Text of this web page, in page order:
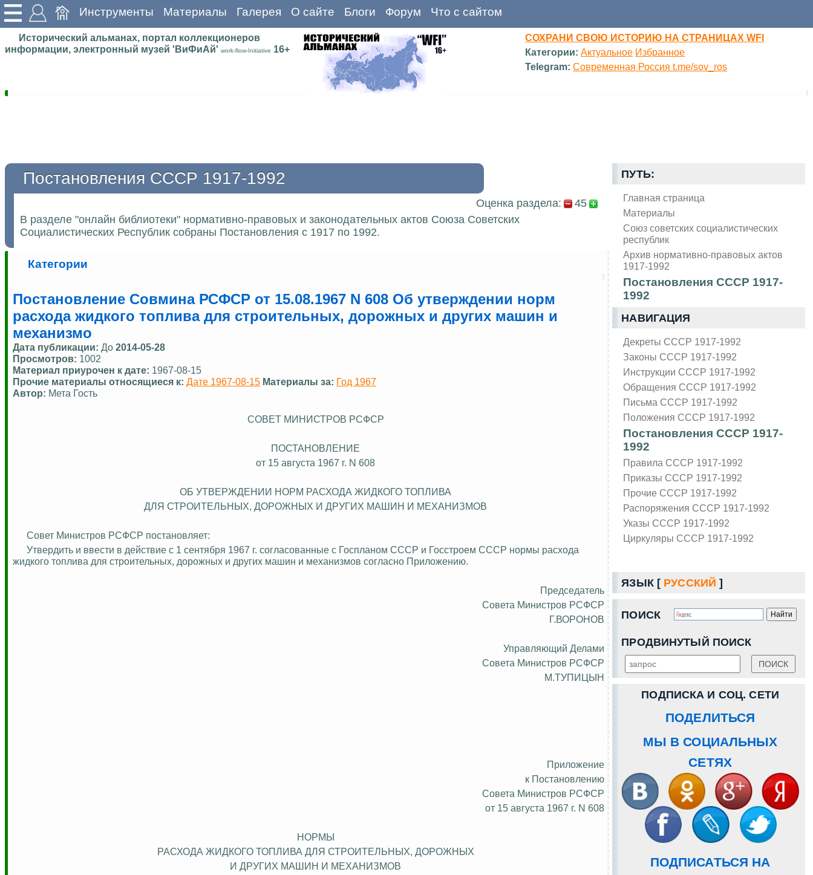
Инструменты Материалы Галерея О сайте Блоги Форум Что с сайтом
Исторический альманах, портал коллекционеров
информации, электронный музей 'ВиФиАй' work-flow-Initiative 16+
СОХРАНИ СВОЮ ИСТОРИЮ НА СТРАНИЦАХ WFI
Категории: Актуальное Избранное
Telegram: Современная Россия t.me/sov_ros
ПУТЬ:
Главная страница
Материалы
Союз советских социалистических
республик
Архив нормативно-правовых актов
1917-1992
Постановления СССР 1917-
1992
НАВИГАЦИЯ
Декреты СССР 1917-1992
Законы СССР 1917-1992
Инструкции СССР 1917-1992
Обращения СССР 1917-1992
Письма СССР 1917-1992
Положения СССР 1917-1992
Постановления СССР 1917-
1992
Правила СССР 1917-1992
Приказы СССР 1917-1992
Прочие СССР 1917-1992
Распоряжения СССР 1917-1992
Указы СССР 1917-1992
Циркуляры СССР 1917-1992
ЯЗЫК [ РУССКИЙ ]
ПОИСК
ПРОДВИНУТЫЙ ПОИСК
ПОДПИСКА И СОЦ. СЕТИ
ПОДЕЛИТЬСЯ
МЫ В СОЦИАЛЬНЫХ
СЕТЯХ
ПОДПИСАТЬСЯ НА
Постановления СССР 1917-1992
Оценка раздела:
45
В разделе "онлайн библиотеки" нормативно-правовых и законодательных актов Союза Советских
Социалистических Республик собраны Постановления с 1917 по 1992.
Категории
Постановление Совмина РСФСР от 15.08.1967 N 608 Об утверждении норм
расхода жидкого топлива для строительных, дорожных и других машин и
механизмо
Дата публикации: До 2014-05-28
Просмотров: 1002
Материал приурочен к дате: 1967-08-15
Прочие материалы относящиеся к: Дате 1967-08-15 Материалы за: Год 1967
Автор: Мета Гость
СОВЕТ МИНИСТРОВ РСФСР
ПОСТАНОВЛЕНИЕ
от 15 августа 1967 г. N 608
ОБ УТВЕРЖДЕНИИ НОРМ РАСХОДА ЖИДКОГО ТОПЛИВА
ДЛЯ СТРОИТЕЛЬНЫХ, ДОРОЖНЫХ И ДРУГИХ МАШИН И МЕХАНИЗМОВ
Совет Министров РСФСР постановляет:
Утвердить и ввести в действие с 1 сентября 1967 г. согласованные с Госпланом СССР и Госстроем СССР нормы расхода
жидкого топлива для строительных, дорожных и других машин и механизмов согласно Приложению.
Председатель
Совета Министров РСФСР
Г.ВОРОНОВ
Управляющий Делами
Совета Министров РСФСР
М.ТУПИЦЫН
Приложение
к Постановлению
Совета Министров РСФСР
от 15 августа 1967 г. N 608
НОРМЫ
РАСХОДА ЖИДКОГО ТОПЛИВА ДЛЯ СТРОИТЕЛЬНЫХ , ДОРОЖНЫХ
И ДРУГИХ МАШИН И МЕХАНИЗМОВ